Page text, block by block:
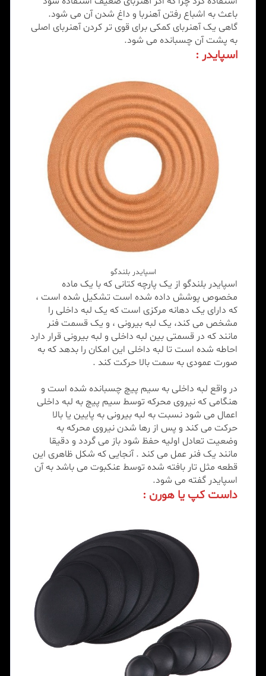
باعث به اشباع رفتن آهنربا و داغ شدن آن می شود.
گاهی یک آهنربای کمکی برای قوی تر کردن آهنربای اصلی
به پشت آن چسبانده می شود.
اسپایدر :
اسپایدر بلندگو
اسپایدر بلندگو از یک پارچه کتانی که با یک ماده
مخصوص پوشش داده شده است تشکیل شده است ،
که دارای یک دهانه مرکزی است که یک لبه داخلی را
مشخص می کند، یک لبه بیرونی ، و یک قسمت فنر
مانند که در قسمتی بین لبه داخلی و لبه بیرونی قرار دارد
احاطه شده است تا لبه داخلی این امکان را بدهد که به
صورت عمودی به سمت بالا حرکت کند .
در واقع لبه داخلی به سیم پیچ چسبانده شده است و
هنگامی که نیروی محرکه توسط سیم پیچ به لبه داخلی
اعمال می شود نسبت به لبه بیرونی به پایین یا بالا
حرکت می کند و پس از رها شدن نیروی محرکه به
وضعیت تعادل اولیه حفظ شود باز می گردد و دقیقا
مانند یک فنر عمل می کند . آنجایی که شکل ظاهری این
قطعه مثل تار بافته شده توسط عنکبوت می باشد به آن
اسپایدر گفته می شود.
داست کپ یا هورن :